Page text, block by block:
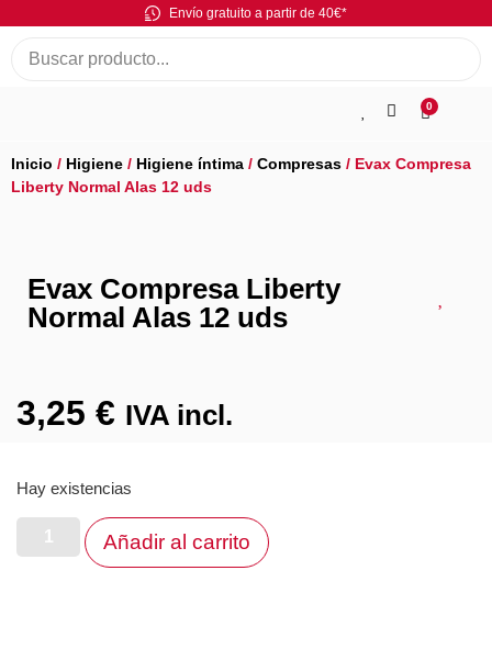
Envío gratuito a partir de 40€*
0
Inicio / Higiene / Higiene íntima / Compresas / Evax Compresa
Liberty Normal Alas 12 uds
Evax Compresa Liberty
Normal Alas 12 uds
3,25 € IVA incl.
Hay existencias
Añadir al carrito